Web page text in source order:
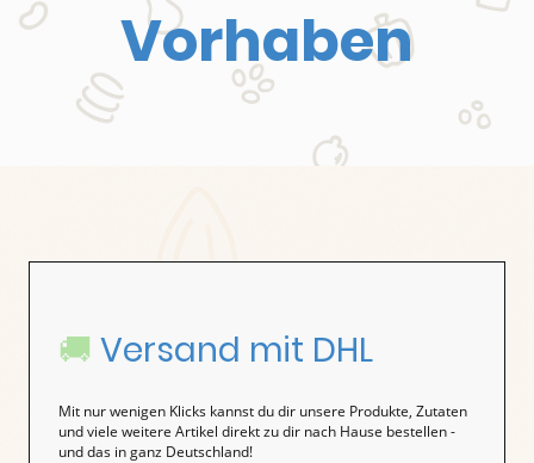
Vorhaben
🚚 Versand mit DHL
Mit nur wenigen Klicks kannst du dir unsere Produkte, Zutaten
und viele weitere Artikel direkt zu dir nach Hause bestellen -
und das in ganz Deutschland!